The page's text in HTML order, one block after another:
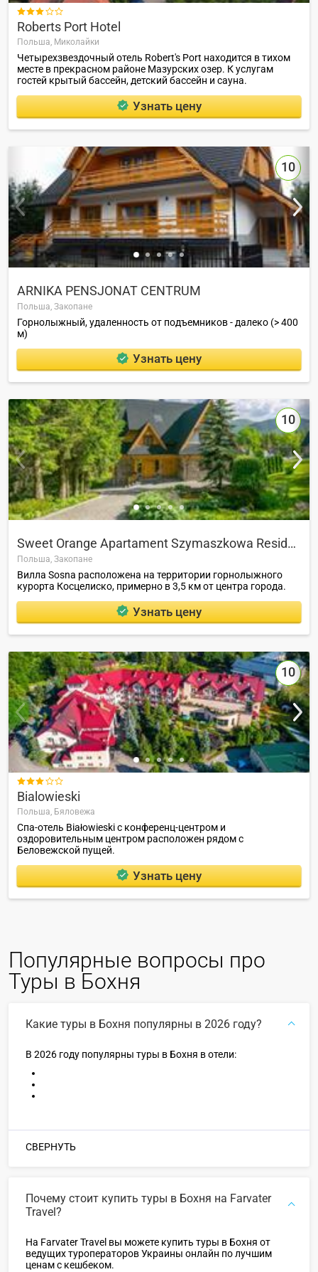

Roberts Port Hotel
Польша, Миколайки
Четырехзвездочный отель Robert's Port находится в тихом
месте в прекрасном районе Мазурских озер. К услугам
гостей крытый бассейн, детский бассейн и сауна.
Узнать цену
10
ARNIKA PENSJONAT CENTRUM
Польша, Закопане
Горнолыжный, удаленность от подъемников - далеко (> 400
м)
Узнать цену
10
Sweet Orange Apartament Szymaszkowa Residence
Польша, Закопане
Вилла Sosna расположена на территории горнолыжного
курорта Косцелиско, примерно в 3,5 км от центра города.
Узнать цену
10

Bialowieski
Польша, Бяловежа
Спа-отель Białowieski с конференц-центром и
оздоровительным центром расположен рядом с
Беловежской пущей.
Узнать цену
Популярные вопросы про
Туры в Бохня
Какие туры в Бохня популярны в 2026 году?
В 2026 году популярны туры в Бохня в отели:
СВЕРНУТЬ
Почему стоит купить туры в Бохня на Farvater
Travel?
На Farvater Travel вы можете купить туры в Бохня от
ведущих туроператоров Украины онлайн по лучшим
ценам с кешбеком.